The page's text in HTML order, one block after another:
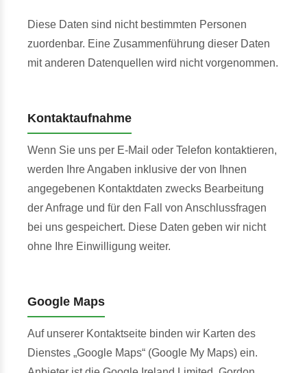
Diese Daten sind nicht bestimmten Personen
zuordenbar. Eine Zusammenführung dieser Daten
mit anderen Datenquellen wird nicht vorgenommen.
Kontaktaufnahme
Wenn Sie uns per E-Mail oder Telefon kontaktieren,
werden Ihre Angaben inklusive der von Ihnen
angegebenen Kontaktdaten zwecks Bearbeitung
der Anfrage und für den Fall von Anschlussfragen
bei uns gespeichert. Diese Daten geben wir nicht
ohne Ihre Einwilligung weiter.
Google Maps
Auf unserer Kontaktseite binden wir Karten des
Dienstes „Google Maps“ (Google My Maps) ein.